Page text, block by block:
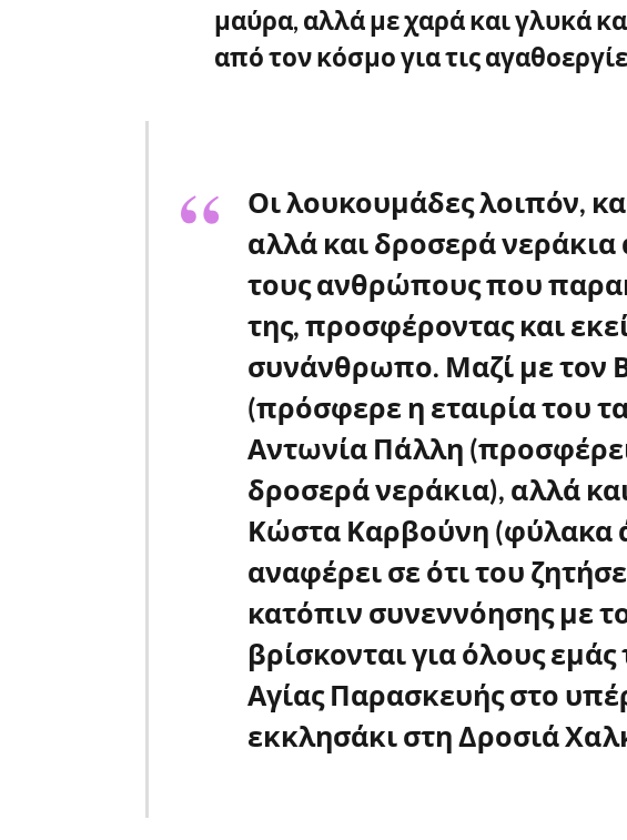
μαύρα, αλλά με χαρά και γλυκά
από τον κόσμο για τις
Οι λουκουμάδες λοιπόν,
αλλά και δροσερά νεράκια
τους ανθρώπους που
της, προσφέροντας και
συνάνθρωπο. Μαζί με τον
(πρόσφερε η εταιρία του
Αντωνία Πάλλη
δροσερά νεράκια), αλλά
Κώστα Καρβούνη (φύλακα
αναφέρει σε ότι του
κατόπιν συνεννόησης με
βρίσκονται για όλους
Αγίας Παρασκευής στο
εκκλησάκι στη Δροσιά